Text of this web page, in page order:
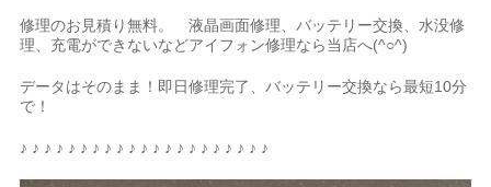
修理のお見積り無料。 液晶画面修理、バッテリー交換、水没修
理、充電ができないなどアイフォン修理なら当店へ(^○^)
データはそのまま！即日修理完了、バッテリー交換なら最短10分
で！
♪ ♪ ♪ ♪ ♪ ♪ ♪ ♪ ♪ ♪ ♪ ♪ ♪ ♪ ♪ ♪ ♪ ♪ ♪ ♪ ♪